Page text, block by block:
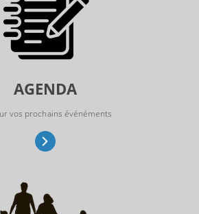
AGENDA
vos prochains événéments